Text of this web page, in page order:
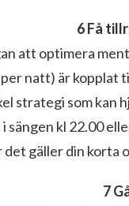
6 Få
att optimera
natt) är kopplat
strategi som kan
sängen kl 22.00
det gäller din korta
7